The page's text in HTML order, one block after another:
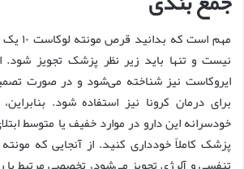
مهم
نیست و تنها باید زیر نظر پزشک تجویز شود.
ایروکاست نیز شناخته می‌شود و در صورت
برای درمان کرونا نیز استفاده شود.
خودسرانه این دارو در موارد خفیف یا متوسط
پزشک کاملاً خودداری کنید. از آنجایی که